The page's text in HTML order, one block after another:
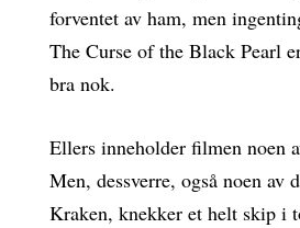
forventet av ham, men
The Curse of the Black Pearl
bra nok.
Ellers inneholder filmen noen
Men, dessverre, også noen av
Kraken, knekker et helt skip i